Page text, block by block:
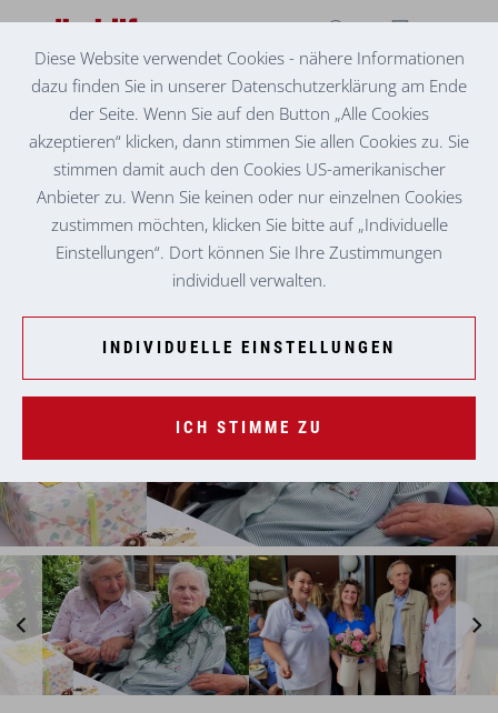
VOLKSHILFE SENIORENZENTRUM LANDL
EIN BESONDERER GEBURTSTAG
Am 16. Mai 2022 zelebrierte das Volkshilfe Seniorenzentrum
Landl ein ganz besonderes Fest. Bewohnerin Maria Wedl,
feierte im Kreis ihrer Liebsten den 102. Geburtstag.
Diese Website verwendet Cookies - nähere Informationen
dazu finden Sie in unserer Datenschutzerklärung am Ende
der Seite. Wenn Sie auf den Button „Alle Cookies
akzeptieren“ klicken, dann stimmen Sie allen Cookies zu. Sie
stimmen damit auch den Cookies US-amerikanischer
Anbieter zu. Wenn Sie keinen oder nur einzelnen Cookies
zustimmen möchten, klicken Sie bitte auf „Individuelle
Einstellungen“. Dort können Sie Ihre Zustimmungen
individuell verwalten.
INDIVIDUELLE EINSTELLUNGEN
ICH STIMME ZU